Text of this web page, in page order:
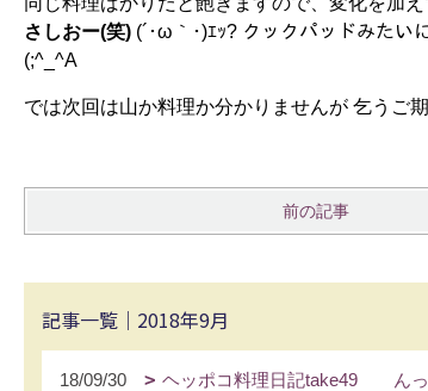
さしおー(笑) (´･ω｀･)ｴｯ? クックパッドみたい
(;^_^A
では次回は山か料理か分かりませんが 乞うご
前の記事
記事一覧｜2018年9月
18/09/30 ヘッポコ料理日記take49 ん